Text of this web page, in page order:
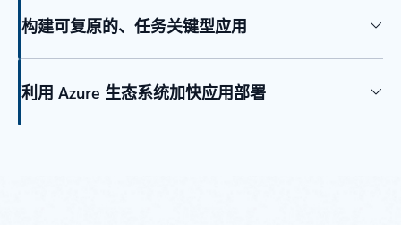
构建可复原的、任务关键型应用
利用 Azure 生态系统加快应用部署